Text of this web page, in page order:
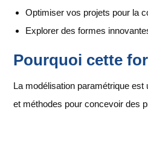
Optimiser vos projets pour la
Explorer des formes
Pourquoi cette
La modélisation paramétrique
et méthodes pour concevoir des